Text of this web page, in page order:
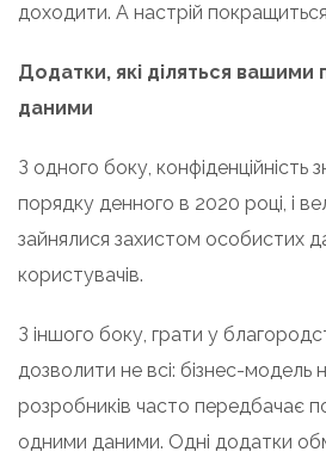
доходити. А настрій
Додатки, які діляться
даними
З одного боку, конфіденційність
порядку денного в 2020 році, і
зайнялися захистом особистих
користувачів.
З іншого боку, грати у
дозволити не всі: бізнес-модель
розробників часто передбачає
одними даними. Одні додатки